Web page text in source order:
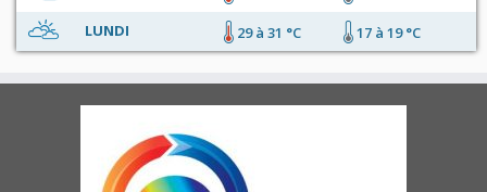
LUNDI
29 à 31 °C 17 à 19 °C